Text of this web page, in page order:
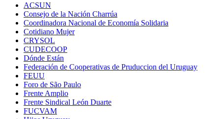
ACSUN
Consejo de la Nación Charrúa
Coordinadora Nacional de Economía Solidaria
Cotidiano Mujer
CRYSOL
CUDECOOP
Dónde Están
Federación de Cooperativas de Pruduccion del Uruguay
FEUU
Foro de São Paulo
Frente Amplio
Frente Sindical León Duarte
FUCVAM